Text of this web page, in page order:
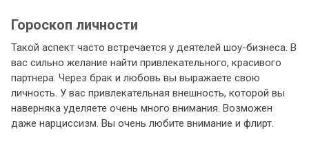
Гороскоп личности
Такой аспект часто встречается у деятелей шоу-бизнеса. В
вас сильно желание найти привлекательного, красивого
партнера. Через брак и любовь вы выражаете свою
личность. У вас привлекательная внешность, которой вы
наверняка уделяете очень много внимания. Возможен
даже нарциссизм. Вы очень любите внимание и флирт.